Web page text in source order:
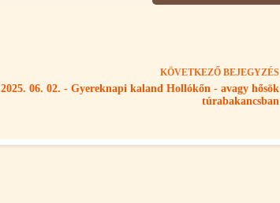
KÖVETKEZŐ BEJEGYZÉS
2025. 06. 02. - Gyereknapi kaland Hollókőn - avagy hősök
túrabakancsban